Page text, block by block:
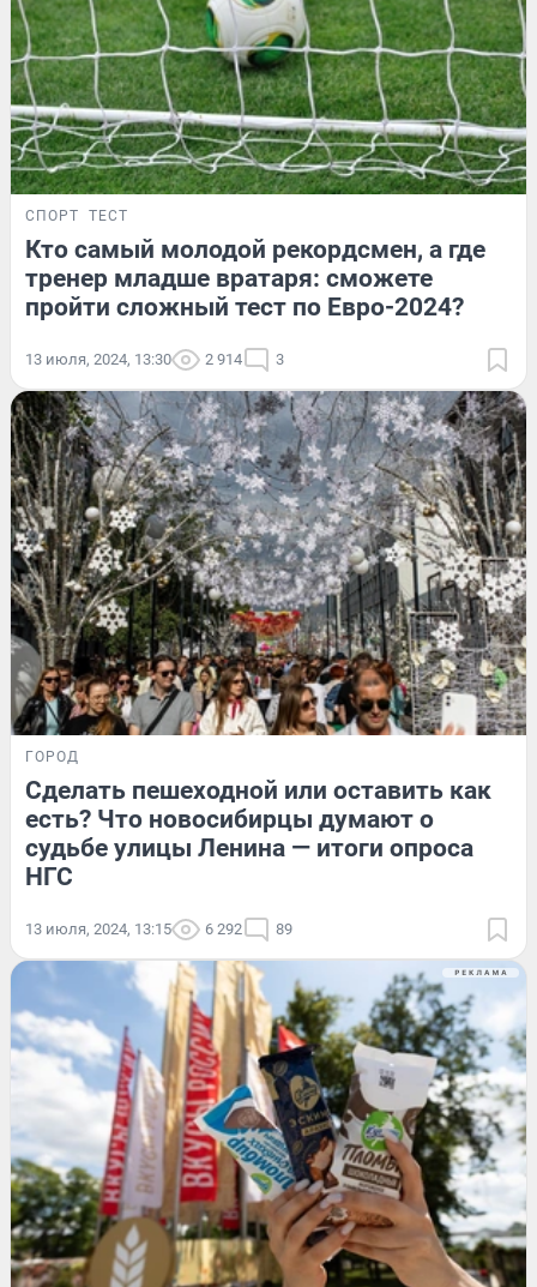
СПОРТ ТЕСТ
Кто самый молодой рекордсмен, а где
тренер младше вратаря: сможете
пройти сложный тест по Евро-2024?
13 июля, 2024, 13:30 2 914 3
ГОРОД
Сделать пешеходной или оставить как
есть? Что новосибирцы думают о
судьбе улицы Ленина — итоги опроса
НГС
13 июля, 2024, 13:15 6 292 89